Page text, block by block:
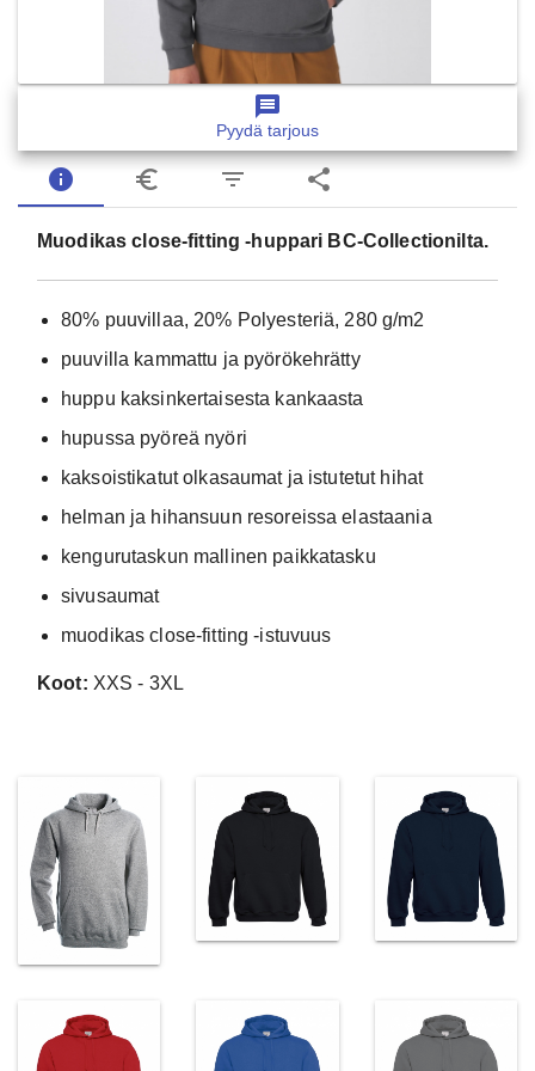
message
Pyydä tarjous
info euro_symbol filter_list share
Muodikas close-fitting -huppari BC-Collectionilta.
80% puuvillaa, 20% Polyesteriä, 280 g/m2
puuvilla kammattu ja pyörökehrätty
huppu kaksinkertaisesta kankaasta
hupussa pyöreä nyöri
kaksoistikatut olkasaumat ja istutetut hihat
helman ja hihansuun resoreissa elastaania
kengurutaskun mallinen paikkatasku
sivusaumat
muodikas close-fitting -istuvuus
Koot: XXS - 3XL